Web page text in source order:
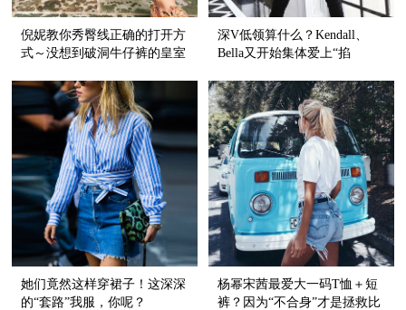
倪妮教你秀臀线正确的打开方
式～没想到破洞牛仔裤的皇室
深V低领算什么？Kendall、
Bella又开始集体爱上“掐
她们竟然这样穿裙子！这深深
的“套路”我服，你呢？
杨幂宋茜最爱大一码T恤＋短
裤？因为“不合身”才是拯救比